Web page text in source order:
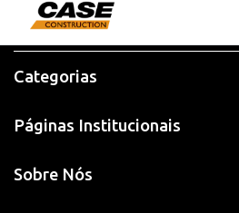
Categorias
Páginas Institucionais
Sobre Nós